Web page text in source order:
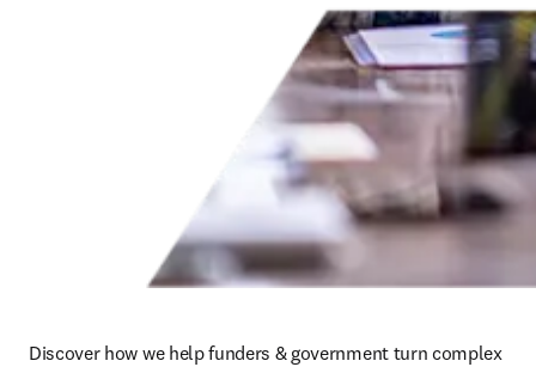
Discover how we help funders & government turn complex